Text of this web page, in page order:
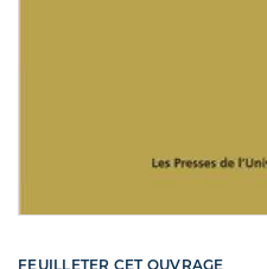
FEUILLETER CET OUVRAGE